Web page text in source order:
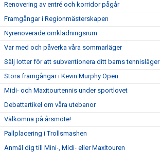
Renovering av entré och korridor pågår
Framgångar i Regionmästerskapen
Nyrenoverade omklädningsrum
Var med och påverka våra sommarläger
Sälj lotter för att subventionera ditt barns tennisläger
Stora framgångar i Kevin Murphy Open
Midi- och Maxitourtennis under sportlovet
Debattartikel om våra utebanor
Välkomna på årsmöte!
Pallplacering i Trollsmashen
Anmäl dig till Mini-, Midi- eller Maxitouren